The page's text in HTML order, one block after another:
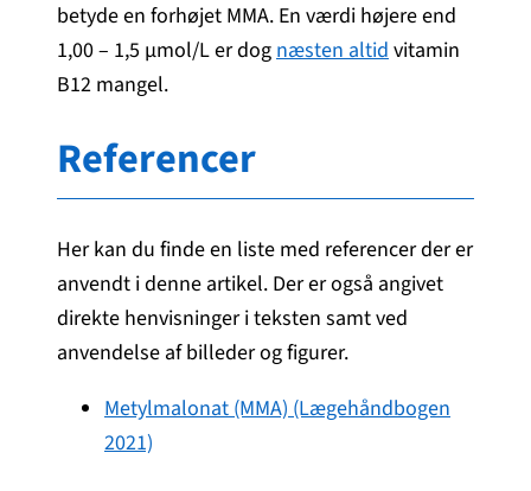
betyde en forhøjet MMA. En værdi højere end
1,00 – 1,5 µmol/L er dognæsten altidvitamin
B12 mangel.
Referencer
Her kan du finde en liste med referencer der er
anvendt i denne artikel. Der er også angivet
direkte henvisninger i teksten samt ved
anvendelse af billeder og figurer.
Metylmalonat (MMA) (Lægehåndbogen
2021)